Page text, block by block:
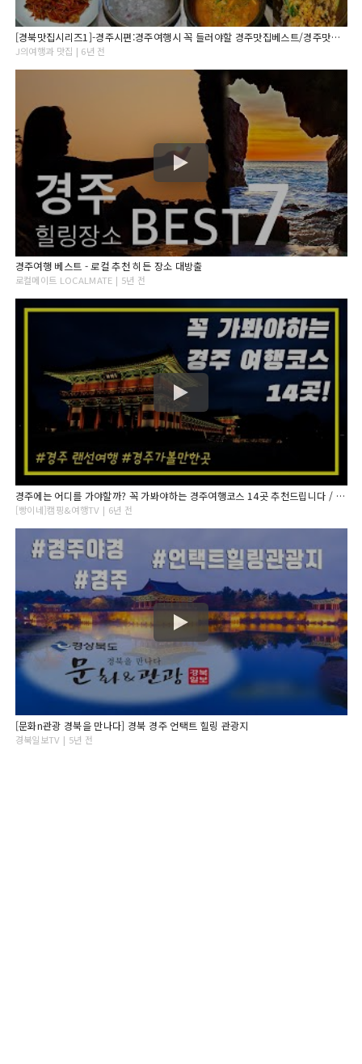
[경북맛집시리즈1]-경주시편:경주여행시 꼭 들러야할 경주맛집베스트/경주맛집추천/경주맛집투어/경주맛집탐방/경주맛집리뷰/경주맛집소개/경주불국사맛집/경주보문단지맛집/백종원의3대천왕맛집/
J의여행과 맛집 | 6년 전
경주여행 베스트 - 로컬 추천 히든 장소 대방출
로컬메이트 LOCALMATE | 5년 전
경주에는 어디를 가야할까? 꼭 가봐야하는 경주여행코스 14곳 추천드립니다 / 경주 1박2일코스 / 경북힐링여행 / 경북여행영상
[빵이네]캠핑&여행TV | 6년 전
[문화n관광 경북을 만나다] 경북 경주 언택트 힐링 관광지
경북일보TV | 5년 전